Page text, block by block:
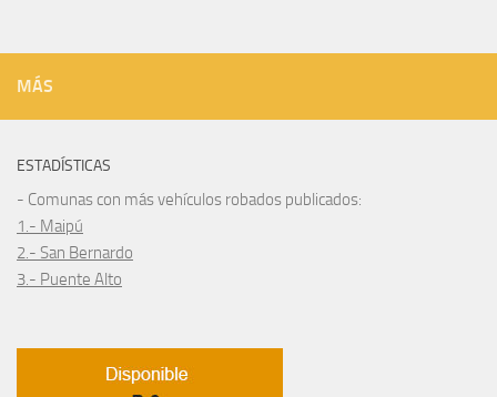
MÁS
ESTADÍSTICAS
- Comunas con más vehículos robados publicados:
1.- Maipú
2.- San Bernardo
3.- Puente Alto